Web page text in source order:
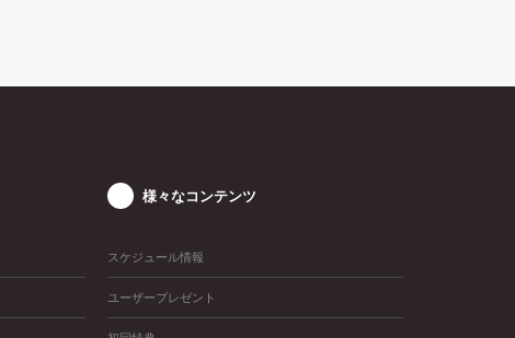
様々なコンテンツ
スケジュール情報
ユーザープレゼント